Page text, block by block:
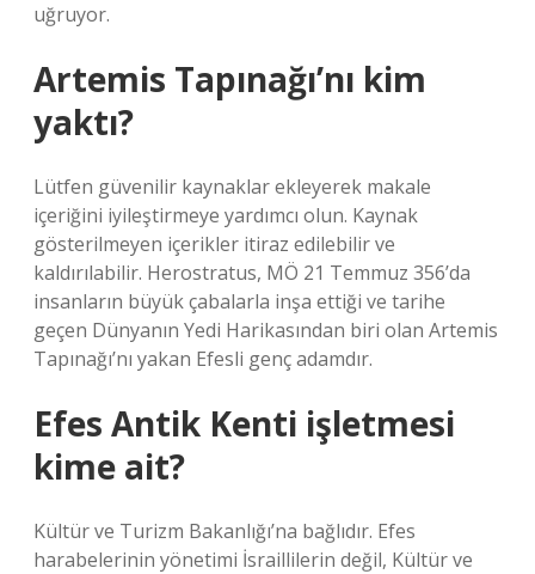
uğruyor.
Artemis Tapınağı’nı kim
yaktı?
Lütfen güvenilir kaynaklar ekleyerek makale
içeriğini iyileştirmeye yardımcı olun. Kaynak
gösterilmeyen içerikler itiraz edilebilir ve
kaldırılabilir. Herostratus, MÖ 21 Temmuz 356’da
insanların büyük çabalarla inşa ettiği ve tarihe
geçen Dünyanın Yedi Harikasından biri olan Artemis
Tapınağı’nı yakan Efesli genç adamdır.
Efes Antik Kenti işletmesi
kime ait?
Kültür ve Turizm Bakanlığı’na bağlıdır. Efes
harabelerinin yönetimi İsraillilerin değil, Kültür ve